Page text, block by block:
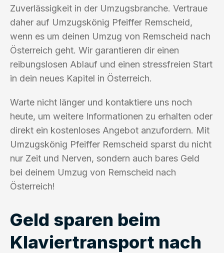
Zuverlässigkeit in der Umzugsbranche. Vertraue
daher auf Umzugskönig Pfeiffer Remscheid,
wenn es um deinen Umzug von Remscheid nach
Österreich geht. Wir garantieren dir einen
reibungslosen Ablauf und einen stressfreien Start
in dein neues Kapitel in Österreich.
Warte nicht länger und kontaktiere uns noch
heute, um weitere Informationen zu erhalten oder
direkt ein kostenloses Angebot anzufordern. Mit
Umzugskönig Pfeiffer Remscheid sparst du nicht
nur Zeit und Nerven, sondern auch bares Geld
bei deinem Umzug von Remscheid nach
Österreich!
Geld sparen beim
Klaviertransport nach